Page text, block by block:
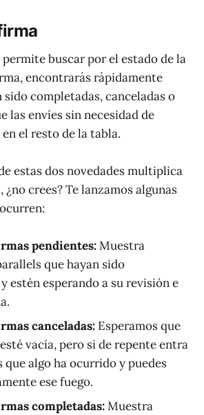
buscar por el estado de la
encontrarás rápidamente
completadas, canceladas o
las envíes sin necesidad de
el resto de la tabla.
estas dos novedades multiplica
crees? Te lanzamos algunas
pendientes:Muestra
que hayan sido
estén esperando a su revisión e
canceladas: Esperamos que
vacía, pero si de repente entra
que algo ha ocurrido y puedes
ese fuego.
completadas:Muestra